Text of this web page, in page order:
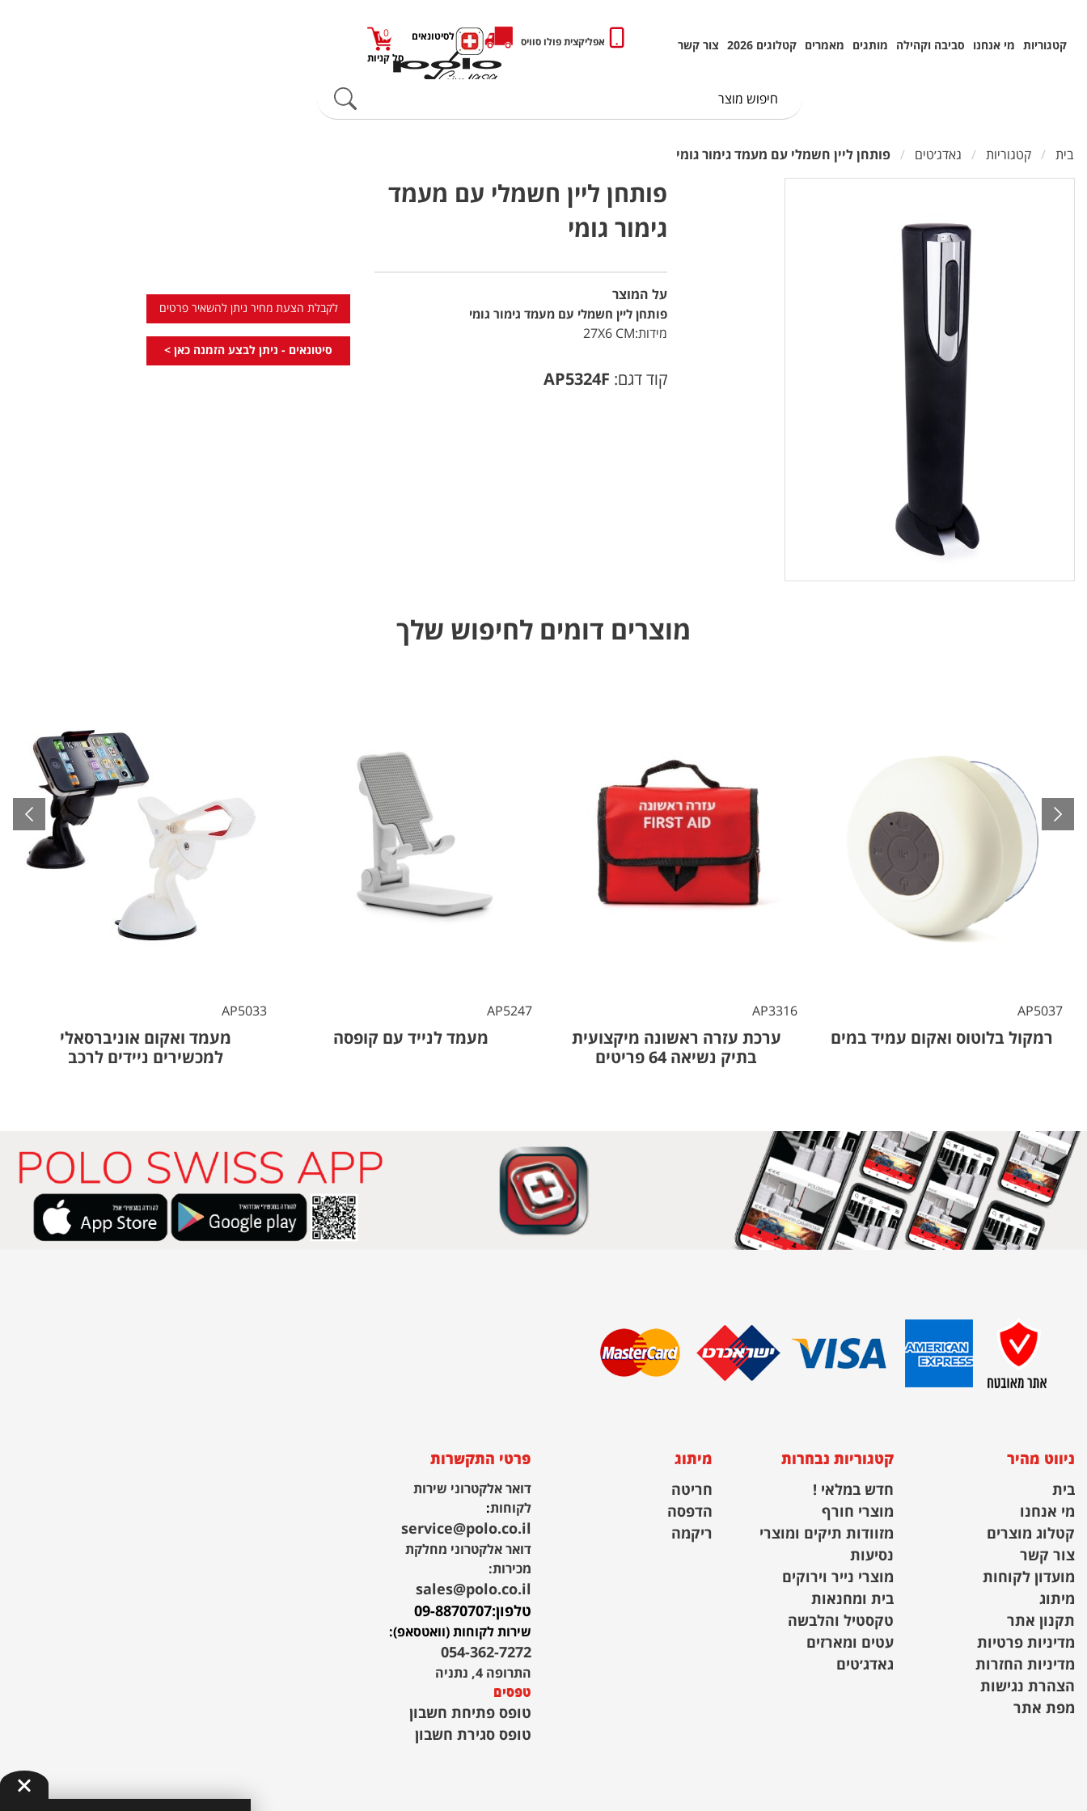
קטגוריות מי אנחנו סביבה וקהילה מותגים מאמרים קטלוגים 2026 צור קשר אפליקצית פולו סוויס
כניסה לסיטונאים
סל קניות
0
בית קטגוריות גאדג׳טים פותחן ליין חשמלי עם מעמד גימור גומי
פותחן ליין חשמלי עם מעמד
גימור גומי
על המוצר
פותחן ליין חשמלי עם מעמד גימור גומי
מידות:27X6 CM
קוד דגם: AP5324F
לקבלת הצעת מחיר ניתן להשאיר פרטים
סיטונאים - ניתן לבצע הזמנה כאן >
מוצרים דומים לחיפוש שלך
AP5037
רמקול בלוטוס ואקום עמיד במים
AP3316
ערכת עזרה ראשונה מיקצועית
בתיק נשיאה 64 פריטים
AP5247
מעמד לנייד עם קופסה
AP5033
מעמד ואקום אוניברסאלי
למכשירים ניידים לרכב
ניווט מהיר
בית
מי אנחנו
קטלוג מוצרים
צור קשר
מועדון לקוחות
מיתוג
תקנון אתר
מדיניות פרטיות
מדיניות החזרות
הצהרת נגישות
מפת אתר
קטגוריות נבחרות
חדש במלאי !
מוצרי חורף
מזוודות תיקים ומוצרי
נסיעות
מוצרי נייר וירוקים
בית ומחנאות
טקסטיל והלבשה
עטים ומארזים
גאדג׳טים
מיתוג
חריטה
הדפסה
ריקמה
פרטי התקשרות
דואר אלקטרוני שירות
לקוחות:
service@polo.co.il
דואר אלקטרוני מחלקת
מכירות:
sales@polo.co.il
טלפון:09-8870707
שירות לקוחות (וואטסאפ):
054-362-7272
התרופה 4, נתניה
טפסים
טופס פתיחת חשבון
טופס סגירת חשבון